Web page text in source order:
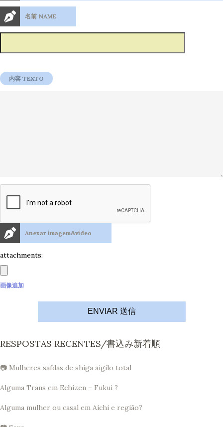
名前 NAME
Anexar imagem&vídeo
attachments:
画像追加
ENVIAR 送信
RESPOSTAS RECENTES/書込み新着順
📷 Mulheres safdas de shiga aigilo total
Alguma Trans em Echizen – Fukui ?
Alguma mulher ou casal em Aichi e região?